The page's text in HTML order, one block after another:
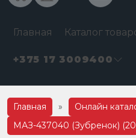
Главная Каталог
+375 17 3009400
Главная » Онлайн
МАЗ-437040 (Зубренок)